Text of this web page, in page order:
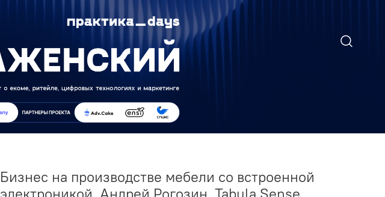
Бизнес на производстве мебели со встроенной